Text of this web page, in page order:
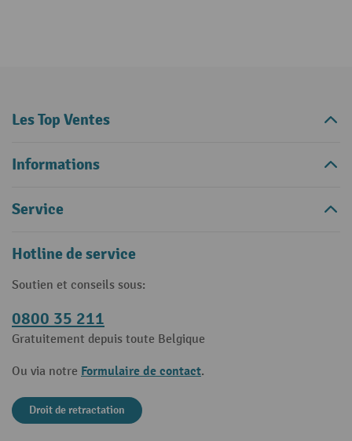
Les Top Ventes
Informations
Service
Hotline de service
Soutien et conseils sous:
0800 35 211
Gratuitement depuis toute Belgique
Ou via notre Formulaire de contact.
Droit de retractation